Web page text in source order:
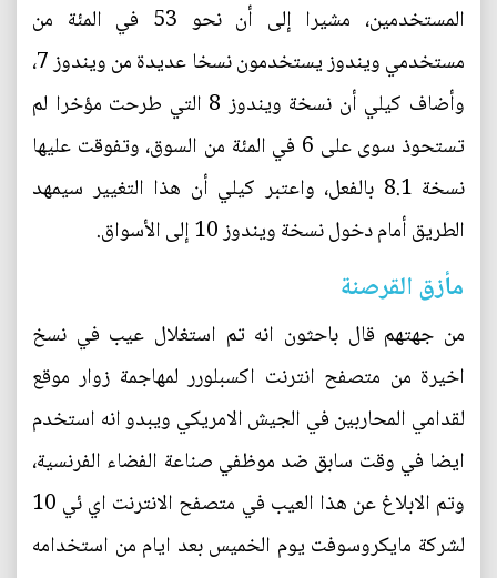
المستخدمين، مشيرا إلى أن نحو 53 في المئة من
مستخدمي ويندوز يستخدمون نسخا عديدة من ويندوز 7،
وأضاف كيلي أن نسخة ويندوز 8 التي طرحت مؤخرا لم
تستحوذ سوى على 6 في المئة من السوق، وتفوقت عليها
نسخة 8.1 بالفعل، واعتبر كيلي أن هذا التغيير سيمهد
الطريق أمام دخول نسخة ويندوز 10 إلى الأسواق.
مأزق القرصنة
من جهتهم قال باحثون انه تم استغلال عيب في نسخ
اخيرة من متصفح انترنت اكسبلورر لمهاجمة زوار موقع
لقدامي المحاربين في الجيش الامريكي ويبدو انه استخدم
ايضا في وقت سابق ضد موظفي صناعة الفضاء الفرنسية،
وتم الابلاغ عن هذا العيب في متصفح الانترنت اي ئي 10
لشركة مايكروسوفت يوم الخميس بعد ايام من استخدامه